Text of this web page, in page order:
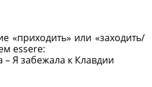
«приходить» или «заходить/
essere:
– Я забежала к Клавдии